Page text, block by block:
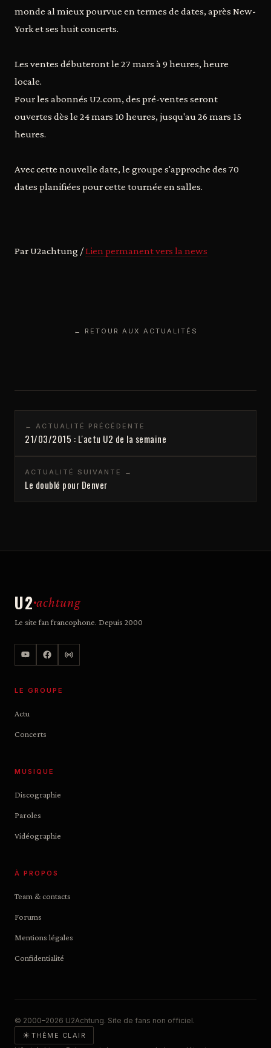
monde al mieux pourvue en termes de dates, après New-
York et ses huit concerts.
Les ventes débuteront le 27 mars à 9 heures, heure
locale.
Pour les abonnés U2.com, des pré-ventes seront
ouvertes dès le 24 mars 10 heures, jusqu'au 26 mars 15
heures.
Avec cette nouvelle date, le groupe s'approche des 70
dates planifiées pour cette tournée en salles.
Par U2achtung /Lien permanent vers la news
← RETOUR AUX ACTUALITÉS
← ACTUALITÉ PRÉCÉDENTE
21/03/2015 : L'actu U2 de la semaine
ACTUALITÉ SUIVANTE →
Le doublé pour Denver
U2 achtung
Le site fan francophone. Depuis 2000
LE GROUPE
Actu
Concerts
MUSIQUE
Discographie
Paroles
Vidéographie
À PROPOS
Team & contacts
Forums
Mentions légales
Confidentialité
© 2000–2026 U2Achtung. Site de fans non officiel.
☀ THÈME CLAIR